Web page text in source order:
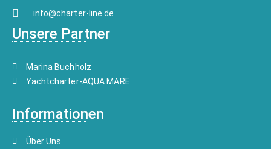
info@charter-line.de
Unsere Partner
Marina Buchholz
Yachtcharter-AQUA MARE
Informationen
Über Uns